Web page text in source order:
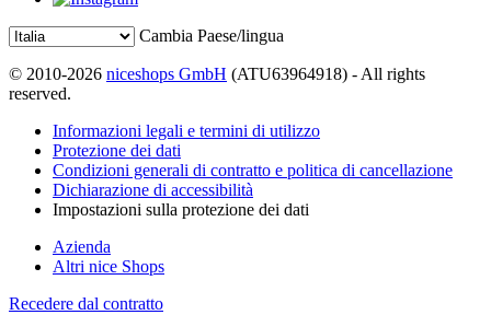
Cambia Paese/lingua
© 2010-2026 niceshops GmbH (ATU63964918) - All rights
reserved.
Informazioni legali e termini di utilizzo
Protezione dei dati
Condizioni generali di contratto e politica di cancellazione
Dichiarazione di accessibilità
Impostazioni sulla protezione dei dati
Azienda
Altri nice Shops
Recedere dal contratto